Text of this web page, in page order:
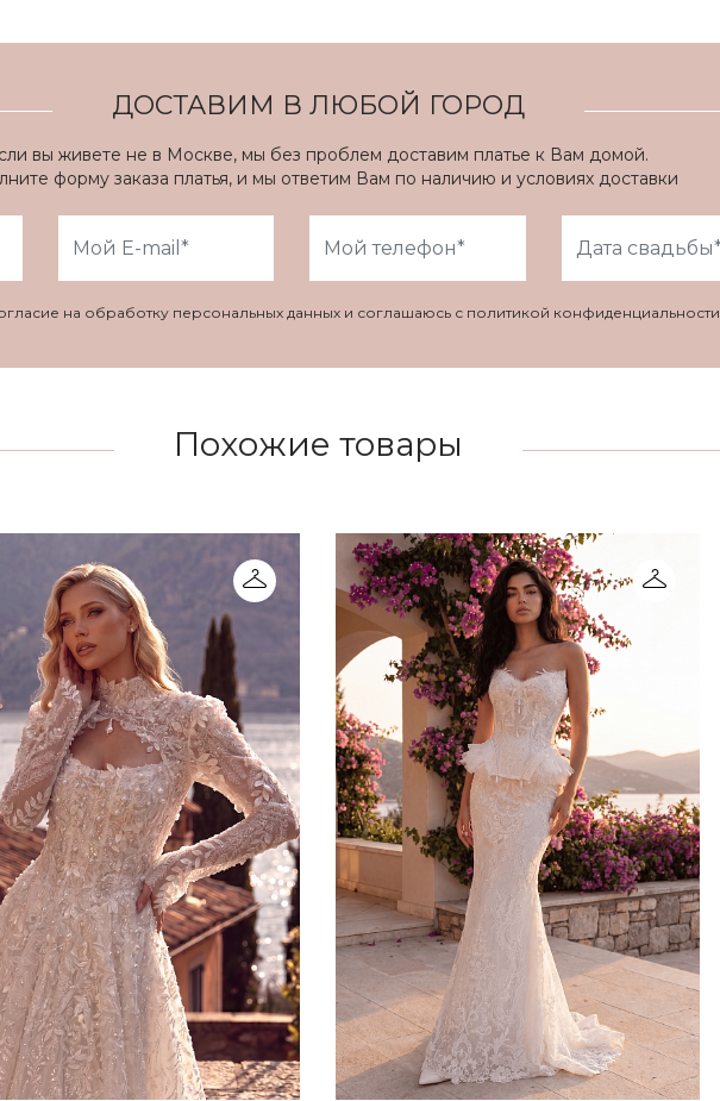
ДОСТАВИМ В ЛЮБОЙ ГОРОД
вы живете не в Москве, мы без проблем доставим платье к Вам домой.
форму заказа платья, и мы ответим Вам по наличию и условиях доставки
на обработку персональных данных и соглашаюсь с политикой конфиденциальности
Похожие товары